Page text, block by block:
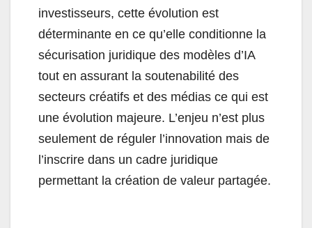
investisseurs, cette évolution est
déterminante en ce qu’elle conditionne la
sécurisation juridique des modèles d’IA
tout en assurant la soutenabilité des
secteurs créatifs et des médias ce qui est
une évolution majeure. L’enjeu n’est plus
seulement de réguler l’innovation mais de
l’inscrire dans un cadre juridique
permettant la création de valeur partagée.